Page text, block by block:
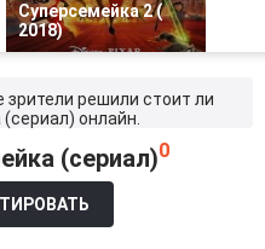
Суперсемейка 2 (
2018)
решили стоит ли
онлайн.
(сериал)0